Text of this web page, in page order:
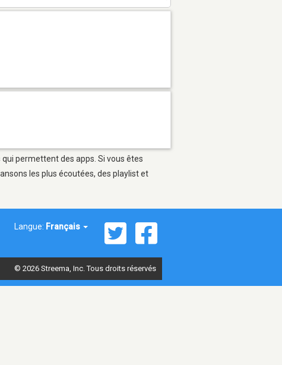
permettent des apps. Si vous êtes
les plus écoutées, des playlist et
Langue: Français
© 2026 Streema, Inc. Tous droits réservés